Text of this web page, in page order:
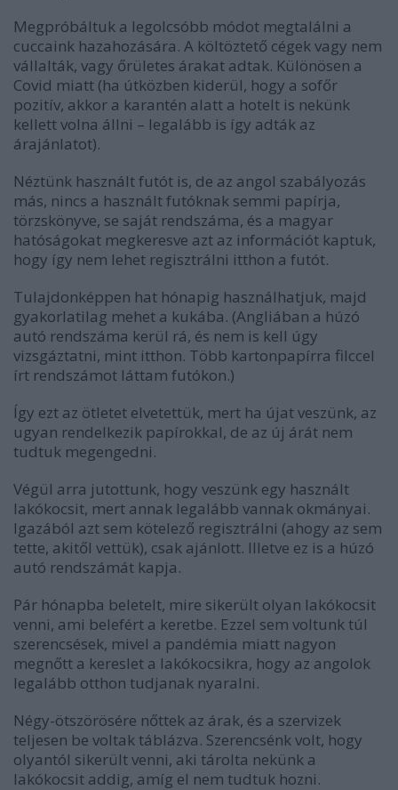
Megpróbáltuk a legolcsóbb módot megtalálni a
cuccaink hazahozására. A költöztető cégek vagy nem
vállalták, vagy őrületes árakat adtak. Különösen a
Covid miatt (ha útközben kiderül, hogy a sofőr
pozitív, akkor a karantén alatt a hotelt is nekünk
kellett volna állni – legalább is így adták az
árajánlatot).
Néztünk használt futót is, de az angol szabályozás
más, nincs a használt futóknak semmi papírja,
törzskönyve, se saját rendszáma, és a magyar
hatóságokat megkeresve azt az információt kaptuk,
hogy így nem lehet regisztrálni itthon a futót.
Tulajdonképpen hat hónapig használhatjuk, majd
gyakorlatilag mehet a kukába. (Angliában a húzó
autó rendszáma kerül rá, és nem is kell úgy
vizsgáztatni, mint itthon. Több kartonpapírra filccel
írt rendszámot láttam futókon.)
Így ezt az ötletet elvetettük, mert ha újat veszünk, az
ugyan rendelkezik papírokkal, de az új árát nem
tudtuk megengedni.
Végül arra jutottunk, hogy veszünk egy használt
lakókocsit, mert annak legalább vannak okmányai.
Igazából azt sem kötelező regisztrálni (ahogy az sem
tette, akitől vettük), csak ajánlott. Illetve ez is a húzó
autó rendszámát kapja.
Pár hónapba beletelt, mire sikerült olyan lakókocsit
venni, ami belefért a keretbe. Ezzel sem voltunk túl
szerencsések, mivel a pandémia miatt nagyon
megnőtt a kereslet a lakókocsikra, hogy az angolok
legalább otthon tudjanak nyaralni.
Négy-ötszörösére nőttek az árak, és a szervizek
teljesen be voltak táblázva. Szerencsénk volt, hogy
olyantól sikerült venni, aki tárolta nekünk a
lakókocsit addig, amíg el nem tudtuk hozni.